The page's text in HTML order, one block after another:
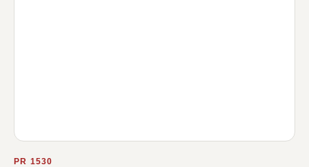
PR 1530